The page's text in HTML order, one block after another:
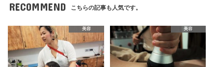
RECOMMEND こちらの記事も人気です。
美容 美容